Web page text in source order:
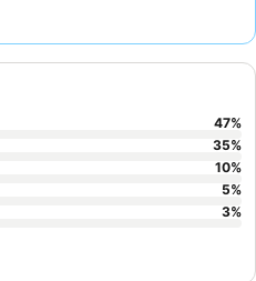
47%
35%
10%
5%
3%